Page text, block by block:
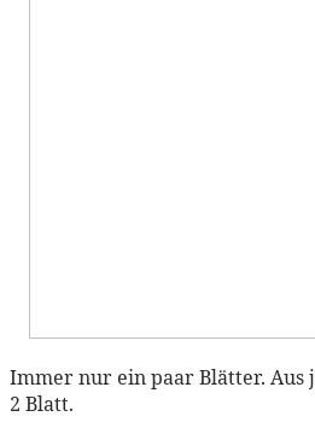
Immer nur ein paar Blätter. Aus
2 Blatt.